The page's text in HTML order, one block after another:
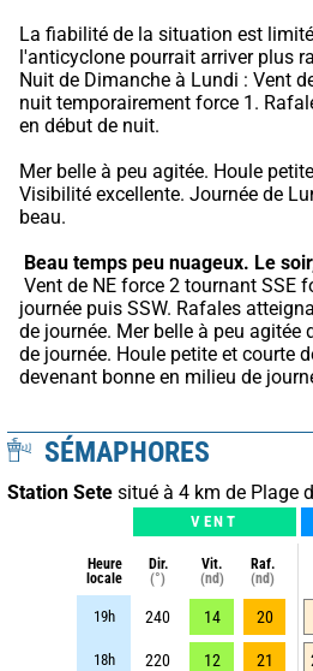
La fiabilité de la situation est
l'anticyclone pourrait arriver plus
Nuit de Dimanche à Lundi : Vent
nuit temporairement force 1.
en début de nuit.
Mer belle à peu agitée. Houle
Visibilité excellente. Journée de
beau.
Beau temps peu nuageux. Le
journée puis SSW. Rafales
de journée. Mer belle à peu agitée
de journée. Houle petite et courte
devenant bonne en milieu de
SÉMAPHORES
Station Sete situé à 4 km de Plage
VENT
Heure
locale
Dir.
(°)
Vit.
(nd)
Raf.
(nd)
19h 240 14 20
18h 220 12 21